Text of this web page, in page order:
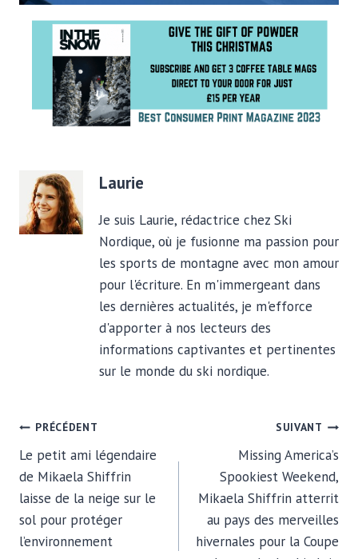
Laurie
Je suis Laurie, rédactrice chez Ski
Nordique, où je fusionne ma passion pour
les sports de montagne avec mon amour
pour l'écriture. En m'immergeant dans
les dernières actualités, je m'efforce
d'apporter à nos lecteurs des
informations captivantes et pertinentes
sur le monde du ski nordique.
NAVIGATION
DE
L’ARTICLE
PRÉCÉDENT
Le petit ami légendaire
de Mikaela Shiffrin
laisse de la neige sur le
sol pour protéger
l’environnement
SUIVANT
Missing America’s
Spookiest Weekend,
Mikaela Shiffrin atterrit
au pays des merveilles
hivernales pour la Coupe